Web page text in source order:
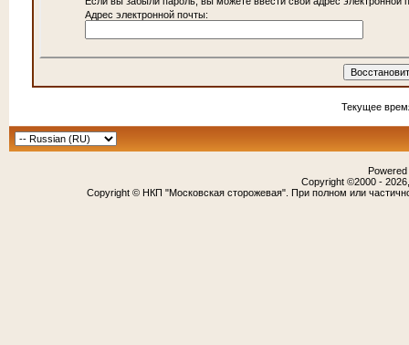
Адрес электронной почты:
Текущее
Copyright ©2000 -
Copyright © НКП "Московская сторожевая". При полном или